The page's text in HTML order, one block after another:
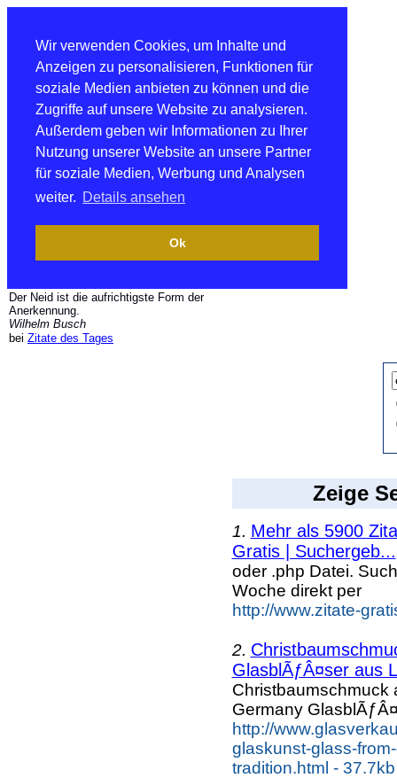
Wir verwenden Cookies, um Inhalte und
Anzeigen zu personalisieren, Funktionen für
soziale Medien anbieten zu können und die
Zugriffe auf unsere Website zu analysieren.
Außerdem geben wir Informationen zu Ihrer
Nutzung unserer Website an unsere Partner
für soziale Medien, Werbung und Analysen
weiter. Details ansehen
Ok
Der Neid ist die aufrichtigste Form der
Anerkennung.
Wilhelm Busch
bei Zitate des Tages
Zeige
1. Mehr als 5900
Gratis | Suchergeb...
oder .php Datei.
Woche direkt per
http://www.zitate-
2.
GlasblÃƒÂ¤ser aus
Christbaumschmuck
Germany
http://
glaskunst-glass-
tradition.html - 37.7kb